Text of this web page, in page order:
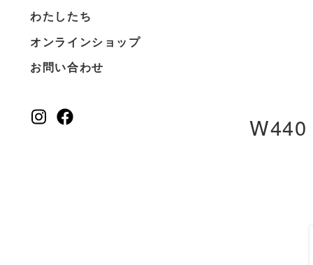
わたしたち
オンラインショップ
お問い合わせ